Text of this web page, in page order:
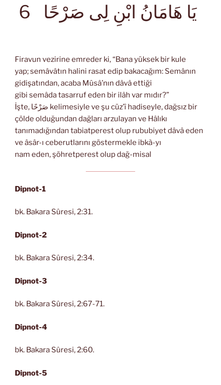
يَا هَامَانُ ابْنِ لِى صَرْحًا6
Firavun vezirine emreder ki, “Bana yüksek bir kule
yap; semâvâtın halini rasat edip bakacağım: Semânın
gidişatından, acaba Mûsâ’nın dâvâ ettiği
gibi semâda tasarruf eden bir ilâh var mıdır?”
İşte, صَرْحًا kelimesiyle ve şu cüz’î hadiseyle, dağsız bir
çölde olduğundan dağları arzulayan ve Hâlıkı
tanımadığından tabiatperest olup rububiyet dâvâ eden
ve âsâr-ı ceberutlarını göstermekle ibkà-yı
nam eden, şöhretperest olup dağ-misal
Dipnot-1
bk. Bakara Sûresi, 2:31.
Dipnot-2
bk. Bakara Sûresi, 2:34.
Dipnot-3
bk. Bakara Sûresi, 2:67-71.
Dipnot-4
bk. Bakara Sûresi, 2:60.
Dipnot-5